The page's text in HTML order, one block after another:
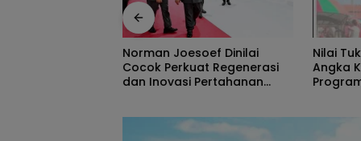
Nilai Tukar Petani Naik,
Angka Kemiskinan Turun,
Program Gusnar-Idah Jadi
Peran
Track,